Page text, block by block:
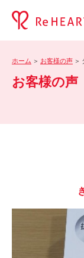
ホーム お客様の声
お客様の声